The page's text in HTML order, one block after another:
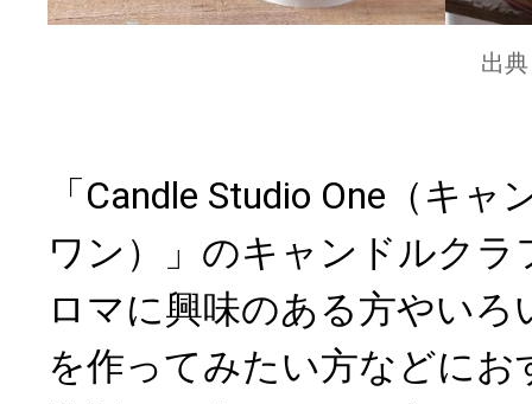
出
「Candle Studio One（キ
ワン）」のキャンドルク
ロマに興味のある方やい
を作ってみたい方などにお